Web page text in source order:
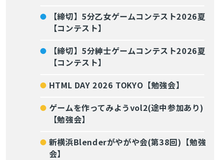
【締切】5分乙女ゲームコンテスト2026夏
【コンテスト】
【締切】5分紳士ゲームコンテスト2026夏
【コンテスト】
HTML DAY 2026 TOKYO【勉強会】
ゲームを作ってみようvol2(途中参加あり)
【勉強会】
新横浜Blenderがやがや会(第38回)【勉強
会】